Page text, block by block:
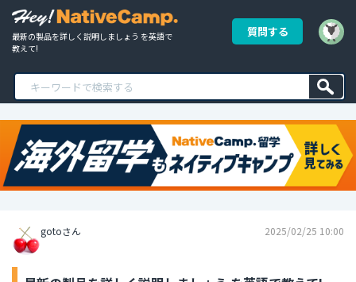
最新の製品を詳しく説明しましょう を英語で
教えて!
質問する
gotoさん 2025/02/25 10:00